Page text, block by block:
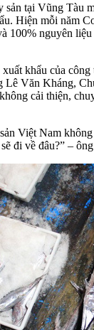
sản tại Vũng Tàu
Hiện mỗi năm
100% nguyên liệu
khẩu của
Lê Văn Kháng,
cải thiện,
Việt Nam
đi về đâu?” –